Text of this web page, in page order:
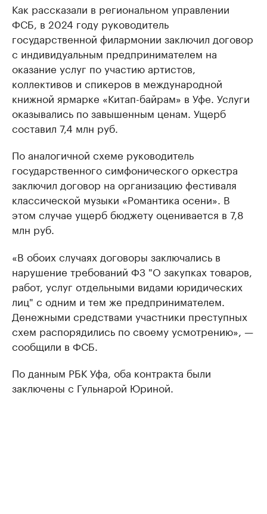
Как рассказали в региональном управлении
ФСБ, в 2024 году руководитель
государственной филармонии заключил договор
с индивидуальным предпринимателем на
оказание услуг по участию артистов,
коллективов и спикеров в международной
книжной ярмарке «Китап-байрам» в Уфе. Услуги
оказывались по завышенным ценам. Ущерб
составил 7,4 млн руб.
По аналогичной схеме руководитель
государственного симфонического оркестра
заключил договор на организацию фестиваля
классической музыки «Романтика осени». В
этом случае ущерб бюджету оценивается в 7,8
млн руб.
«В обоих случаях договоры заключались в
нарушение требований ФЗ "О закупках товаров,
работ, услуг отдельными видами юридических
лиц" с одним и тем же предпринимателем.
Денежными средствами участники преступных
схем распорядились по своему усмотрению», —
сообщили в ФСБ.
По данным РБК Уфа, оба контракта были
заключены с Гульнарой Юриной.